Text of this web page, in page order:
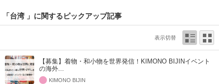
「台湾 」に関するピックアップ記事
表示切替
【募集】着物・和小物を世界発信！KIMONO BIJINイベント
の海外...
KIMONO BIJIN